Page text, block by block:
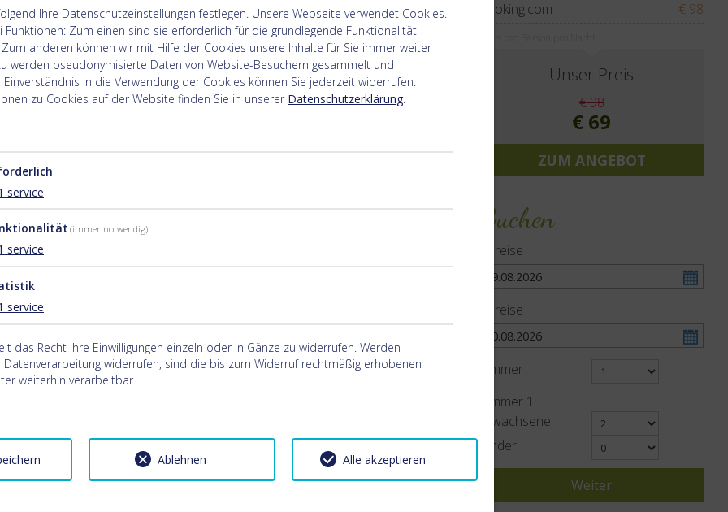
booking.com € 98
Unser Preis
€ 98
€ 69
ZUM ANGEBOT
Buchen
Anreise
Abreise
Zimmer
Zimmer 1
Erwachsene
Kinder
Weiter
Ihre Datenschutzeinstellungen festlegen. Unsere Webseite verwendet Cookies.
Funktionen: Zum einen sind sie erforderlich für die grundlegende Funktionalität
anderen können wir mit Hilfe der Cookies unsere Inhalte für Sie immer weiter
werden pseudonymisierte Daten von Website-Besuchern gesammelt und
Einverständnis in die Verwendung der Cookies können Sie jederzeit widerrufen.
zu Cookies auf der Website finden Sie in unserer Datenschutzerklärung
service
(immer notwendig)
service
service
das Recht Ihre Einwilligungen einzeln oder in Gänze zu widerrufen. Werden
Datenverarbeitung widerrufen, sind die bis zum Widerruf rechtmäßig erhobenen
weiterhin verarbeitbar.
Ablehnen Alle akzeptieren